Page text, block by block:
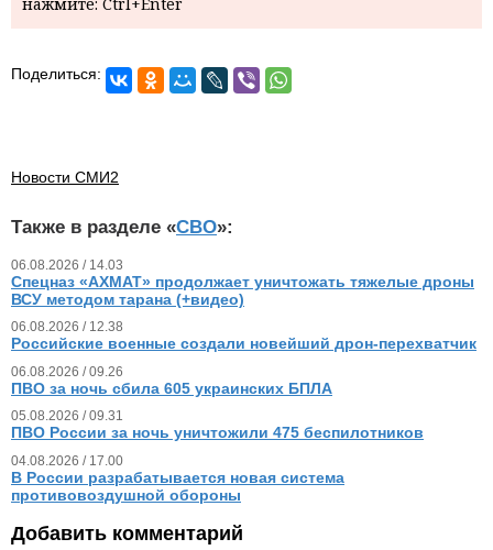
Поделиться:
Новости СМИ2
Также в разделе «СВО»:
06.08.2026 / 14.03
Спецназ «АХМАТ» продолжает уничтожать тяжелые дроны
ВСУ методом тарана (+видео)
06.08.2026 / 12.38
Российские военные создали новейший дрон-перехватчик
06.08.2026 / 09.26
ПВО за ночь сбила 605 украинских БПЛА
05.08.2026 / 09.31
ПВО России за ночь уничтожили 475 беспилотников
04.08.2026 / 17.00
В России разрабатывается новая система
противовоздушной обороны
Добавить комментарий